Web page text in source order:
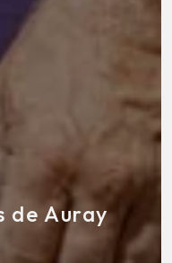
de Auray